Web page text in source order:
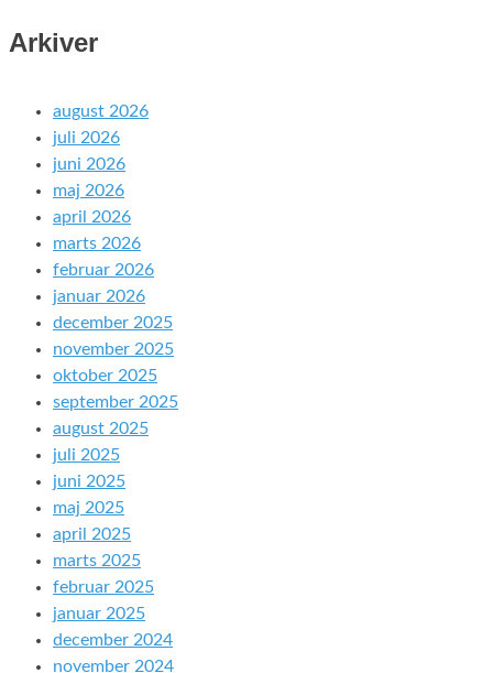
Arkiver
august 2026
juli 2026
juni 2026
maj 2026
april 2026
marts 2026
februar 2026
januar 2026
december 2025
november 2025
oktober 2025
september 2025
august 2025
juli 2025
juni 2025
maj 2025
april 2025
marts 2025
februar 2025
januar 2025
december 2024
november 2024